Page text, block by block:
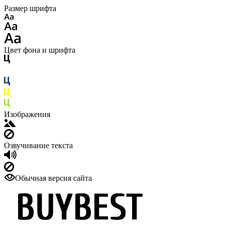
Размер шрифта
Цвет фона и шрифта
Изображения
Озвучивание текста
Обычная версия сайта